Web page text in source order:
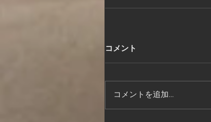
コメント
コメントを追加…